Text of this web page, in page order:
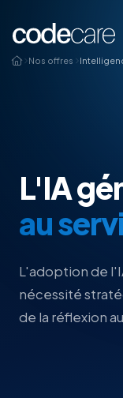
Nos offres
L'IA
au
L'adoption de
nécessité
de la réflexion